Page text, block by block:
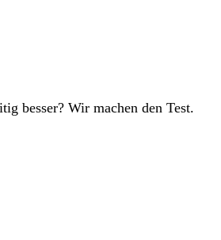
besser? Wir machen den Test.